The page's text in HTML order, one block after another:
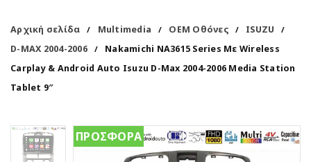
Αρχική σελίδα / Multimedia / OEM Οθόνες / ISUZU /
D-MAX 2004-2006 /
Nakamichi NA3615 Series Με Wireless
Carplay & Android Auto Isuzu D-Max 2004-2006 Media Station
Tablet 9″
ΠΡΟΣΦΟΡΑ